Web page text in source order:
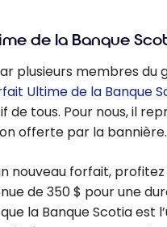
de la Banque
plusieurs membres du
Ultime de la Banque
de tous. Pour nous, il
offerte par la bannière.
nouveau forfait, profitez
de 350 $ pour une
la Banque Scotia est